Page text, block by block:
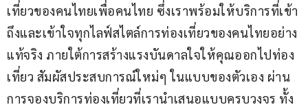
เที่ยวของคนไทยเพื่อคนไทย ซึ่งเราพร้อมให้บริการที่เข้า
ถึงและเข้าใจทุกไลฟ์สไตล์การท่องเที่ยวของคนไทยอย่าง
แท้จริง ภายใต้การสร้างแรงบันดาลใจให้คุณออกไปท่อง
เที่ยว สัมผัสประสบการณ์ใหม่ๆ ในแบบของตัวเอง ผ่าน
การจองบริการท่องเที่ยวที่เรานำเสนอแบบครบวงจร ทั้ง